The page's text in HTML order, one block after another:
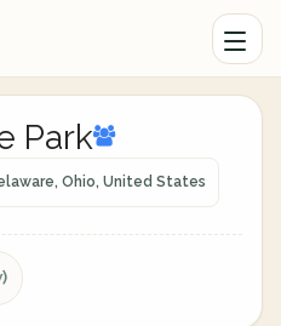
Park
Ohio, United States